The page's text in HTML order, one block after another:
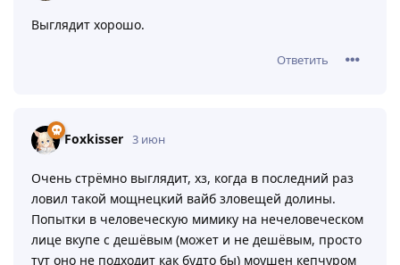
Med0nt 3 июн
Выглядит хорошо.
Ответить